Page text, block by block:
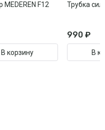
Катетер MEDEREN F12
В корзину
Трубка
990 ₽
В